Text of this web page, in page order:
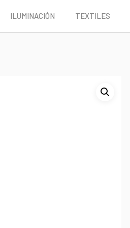
ILUMINACIÓN TEXTILES